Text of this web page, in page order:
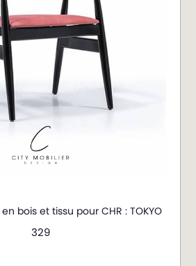
bois et tissu pour CHR : TOKYO
329